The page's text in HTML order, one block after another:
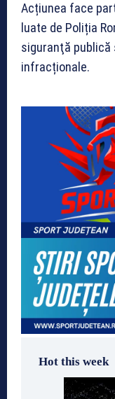
Acțiunea face
luate de Poliția
siguranţă
infracționale.
Hot this week